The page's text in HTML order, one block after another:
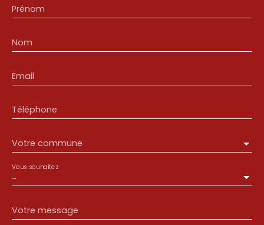
Prénom
Nom
Email
Téléphone
Votre commune
-
Vous souhaitez
Votre message